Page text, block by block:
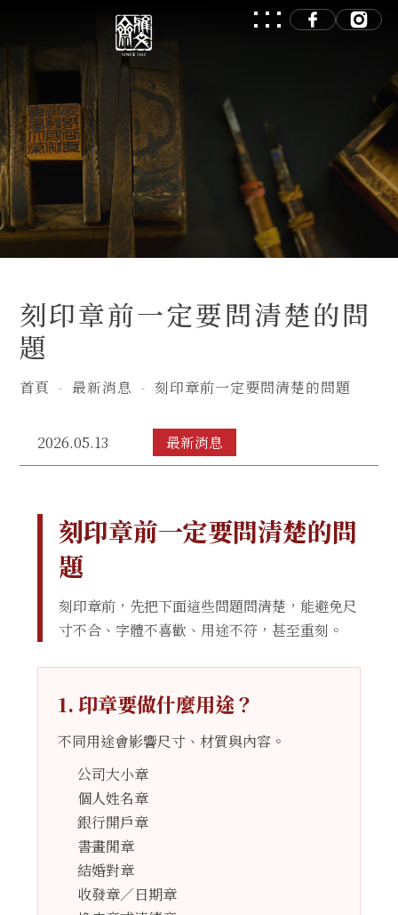
刻印章前一定要問清楚的問
題
首頁 最新消息 刻印章前一定要問清楚的問題
2026.05.13 最新消息
刻印章前一定要問清楚的問
題
刻印章前，先把下面這些問題問清楚，能避免尺
寸不合、字體不喜歡、用途不符，甚至重刻。
1. 印章要做什麼用途？
不同用途會影響尺寸、材質與內容。
公司大小章
個人姓名章
銀行開戶章
書畫閒章
結婚對章
收發章／日期章